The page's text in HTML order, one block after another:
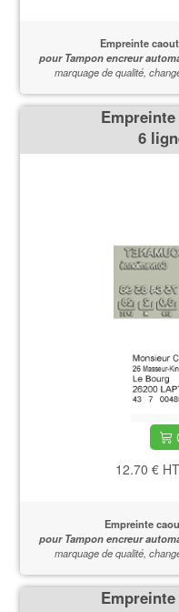
Empreinte
pour Tampon encreur
marquage de qualité,
6
12.70 € HT
Empreinte
pour Tampon encreur
marquage de qualité,